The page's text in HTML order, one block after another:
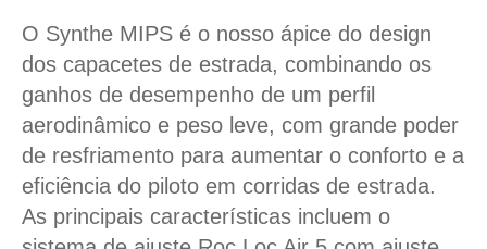
O Synthe MIPS é o nosso ápice do design
dos capacetes de estrada, combinando os
ganhos de desempenho de um perfil
aerodinâmico e peso leve, com grande poder
de resfriamento para aumentar o conforto e a
eficiência do piloto em corridas de estrada.
As principais características incluem o